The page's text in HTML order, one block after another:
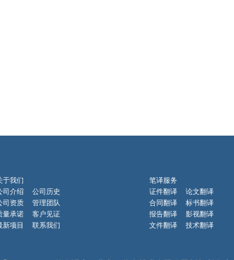
于我们
司介绍
公司历史
司资质
管理团队
量承诺 客户见证
新项目 联系我们
笔译服务
证件翻译 论文翻译
合同翻译 标书翻译
报告翻译 影视翻译
文件翻译 技术翻译